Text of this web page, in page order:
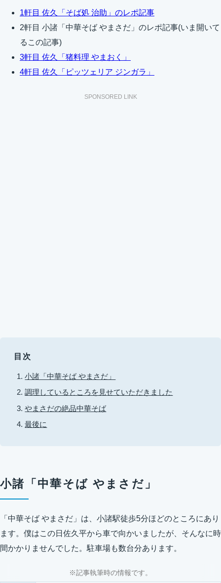
1軒目 佐久「そば処 治助」のレポ記事
2軒目 小諸「中華そば やまさだ」のレポ記事(いま開いて
るこの記事)
3軒目 佐久「猪料理 やまおく」
4軒目 佐久「ピッツェリア ジンガラ」
SPONSORED LINK
目次
小諸「中華そば やまさだ」
調理しているところを見せていただきました
やまさだの絶品中華そば
最後に
小諸「中華そば やまさだ」
「中華そば やまさだ」は、小諸駅徒歩5分ほどのところにあり
ます。僕はこの日佐久平から車で向かいましたが、そんなに時
間かかりませんでした。駐車場も数台分あります。
※記事執筆時の情報です。